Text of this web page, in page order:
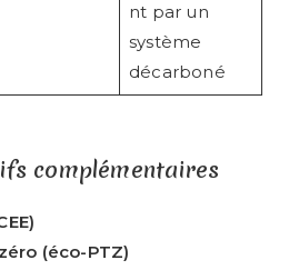
nt par un
système
décarboné
complémentaires
(éco-PTZ)